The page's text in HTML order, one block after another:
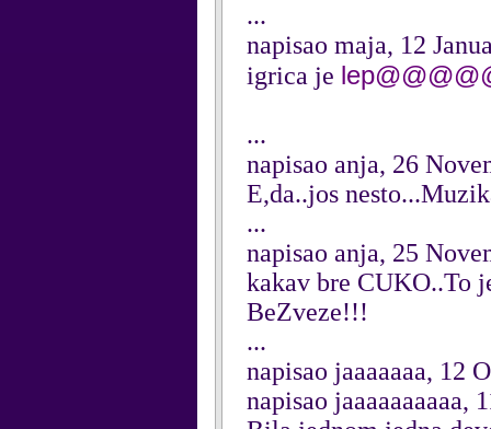
...
napisao maja, 12
igrica je
...
napisao anja, 26
E,da..jos
...
napisao anja, 25
kakav bre CUKO..To
BeZveze!!!
...
napisao jaaaaaaa, 12
napisao jaaaaaaaaaa,